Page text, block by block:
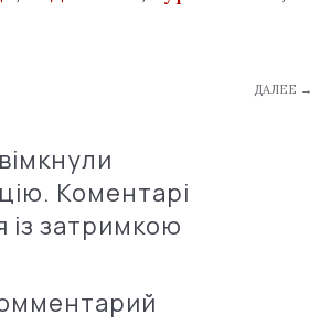
ДАЛЕЕ →
Коментарі
із затримкою